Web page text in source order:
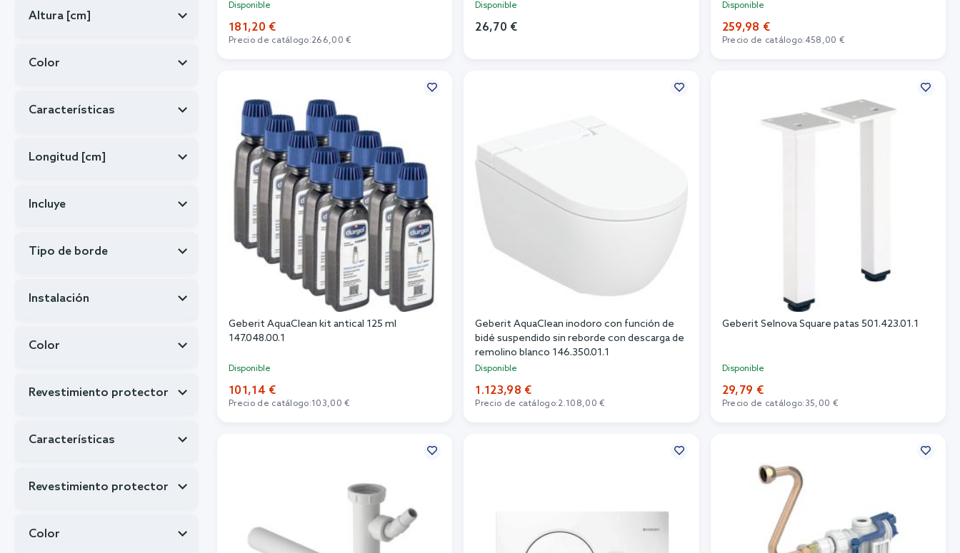
Disponible
181,20 €
Precio de catálogo:266,00 €
Disponible
26,70 €
Disponible
259,98 €
Precio de catálogo:458,00 €
Geberit AquaClean kit antical 125 ml
147.048.00.1
Disponible
101,14 €
Precio de catálogo:103,00 €
Geberit AquaClean inodoro con función de
bidé suspendido sin reborde con descarga de
remolino blanco 146.350.01.1
Disponible
1.123,98 €
Precio de catálogo:2.108,00 €
Geberit Selnova Square patas 501.423.01.1
Disponible
29,79 €
Precio de catálogo: 35,00 €
Altura [cm]
Color
Características
Longitud [cm]
Incluye
Tipo de borde
Instalación
Color
Revestimiento protector
Características
Revestimiento protector
Color